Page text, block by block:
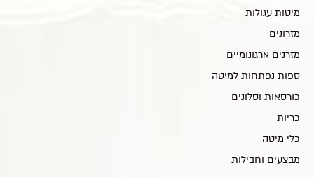
מיטות עגולות
מזרונים
מזרנים ארגונומיים
ספות נפתחות למיטה
כורסאות וסלונים
כריות
כלי מיטה
מבצעים וחבילות